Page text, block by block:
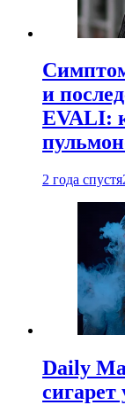
и
EVALI:
2 года спустя
Daily
сигарет